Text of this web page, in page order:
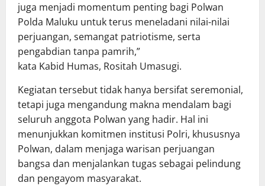
juga menjadi momentum penting bagi Polwan
Polda Maluku untuk terus meneladani nilai-nilai
perjuangan, semangat patriotisme, serta
pengabdian tanpa pamrih,”
kata Kabid Humas, Rositah Umasugi.
Kegiatan tersebut tidak hanya bersifat seremonial,
tetapi juga mengandung makna mendalam bagi
seluruh anggota Polwan yang hadir. Hal ini
menunjukkan komitmen institusi Polri, khususnya
Polwan, dalam menjaga warisan perjuangan
bangsa dan menjalankan tugas sebagai pelindung
dan pengayom masyarakat.